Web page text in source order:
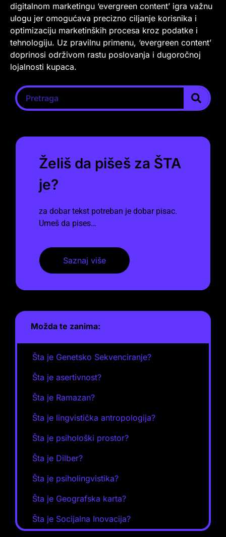
digitalnom marketingu ‘evergreen content’ igra važnu
ulogu jer omogućava precizno ciljanje korisnika i
optimizaciju marketinških procesa kroz podatke i
tehnologiju. Uz pravilnu primenu, ‘evergreen content’
doprinosi održivom rastu poslovanja i dugoročnoj
lojalnosti kupaca.
Želiš da pišeš za ŠTA
je?
za dobar tekst potreban je dobar pisac.
Umeš da pises…
Saznaj više
Možda te zanima:
Šta je Genetsko Sekvenciranje?
Šta je asertivnost?
Šta je Ramazan?
Šta je lingvistička antropologija?
Šta je psihološki prostor?
Šta je Dilber?
Šta je psiholingvistika?
Šta je Geografska karta?
Šta je Socijalna Inovacija?